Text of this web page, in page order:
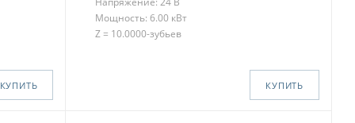
КУПИТЬ
Мощность: 6.00 кВт
Z = 10.0000-зубьев
КУПИТЬ